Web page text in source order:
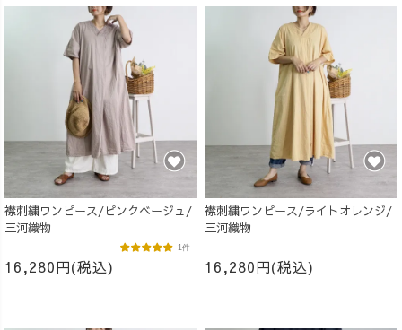
襟刺繍ワンピース/ピンクベージュ/
三河織物
16,280円(税込)
1件
襟刺繍ワンピース/ライトオレンジ/
三河織物
16,280円(税込)